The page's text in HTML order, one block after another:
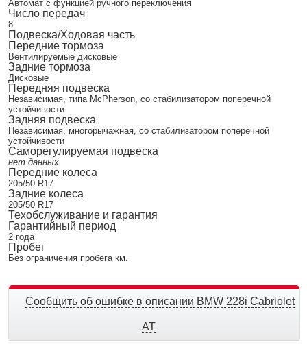
Автомат с функцией ручного переключения
Число передач
8
Подвеска/Ходовая часть
Передние тормоза
Вентилируемые дисковые
Задние тормоза
Дисковые
Передняя подвеска
Независимая, типа McPherson, со стабилизатором поперечной
устойчивости
Задняя подвеска
Независимая, многорычажная, со стабилизатором поперечной
устойчивости
Саморегулируемая подвеска
нет данных
Передние колеса
205/50 R17
Задние колеса
205/50 R17
Техобслуживание и гарантия
Гарантийный период
2 года
Пробег
Без ограничения пробега км.
Сообщить об ошибке в описании BMW 228i Cabriolet
AT